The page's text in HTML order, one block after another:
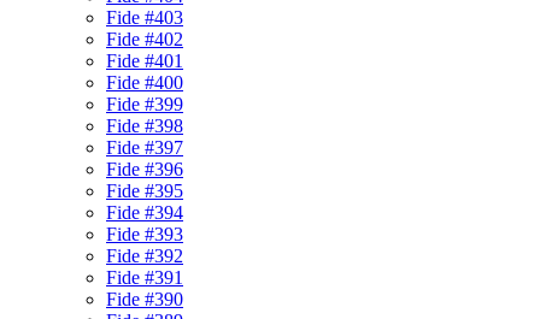
Fide #403
Fide #402
Fide #401
Fide #400
Fide #399
Fide #398
Fide #397
Fide #396
Fide #395
Fide #394
Fide #393
Fide #392
Fide #391
Fide #390